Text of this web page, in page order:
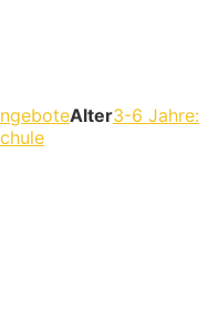
Alter3-6 Jahre: